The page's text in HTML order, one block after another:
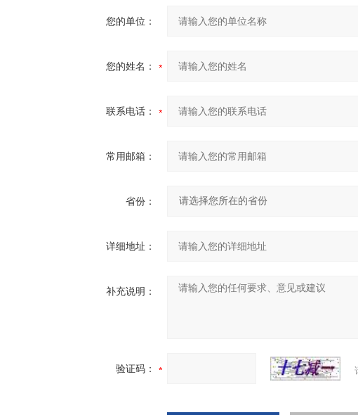
您的单位：
您的姓名：
联系电话：
常用邮箱：
省份：
详细地址：
补充说明：
验证码：